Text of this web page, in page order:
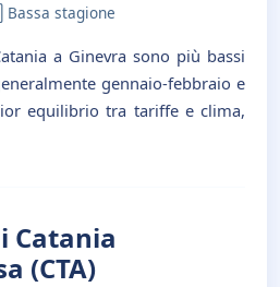
stagione
a Ginevra sono più bassi
gennaio-febbraio e
equilibrio tra tariffe e clima,
Catania
(CTA)